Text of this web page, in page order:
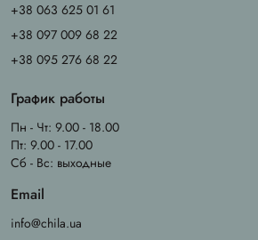
+38 063 625 01 61
+38 097 009 68 22
+38 095 276 68 22
График работы
Пн - Чт: 9.00 - 18.00
Пт: 9.00 - 17.00
Сб - Вс: выходные
Email
info@chila.ua